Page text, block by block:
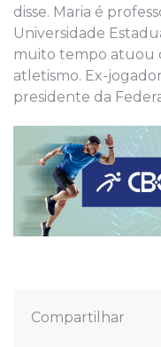
disse. Maria é
Universidade
muito tempo atuou
atletismo. Ex-
presidente da
Compartilhar